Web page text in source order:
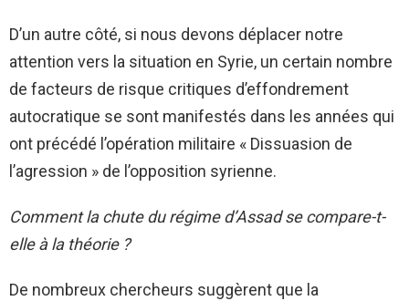
D’un autre côté, si nous devons déplacer notre
attention vers la situation en Syrie, un certain nombre
de facteurs de risque critiques d’effondrement
autocratique se sont manifestés dans les années qui
ont précédé l’opération militaire « Dissuasion de
l’agression » de l’opposition syrienne.
Comment la chute du régime d’Assad se compare-t-
elle à la théorie ?
De nombreux chercheurs suggèrent que la